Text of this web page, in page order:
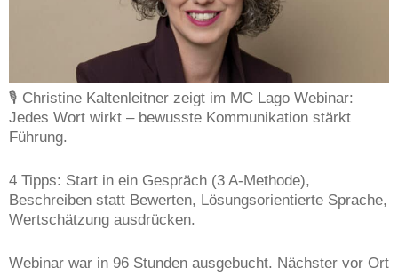
🎙️ Christine Kaltenleitner zeigt im MC Lago Webinar:
Jedes Wort wirkt – bewusste Kommunikation stärkt
Führung.
4 Tipps: Start in ein Gespräch (3 A-Methode),
Beschreiben statt Bewerten, Lösungsorientierte Sprache,
Wertschätzung ausdrücken.
Webinar war in 96 Stunden ausgebucht. Nächster vor Ort